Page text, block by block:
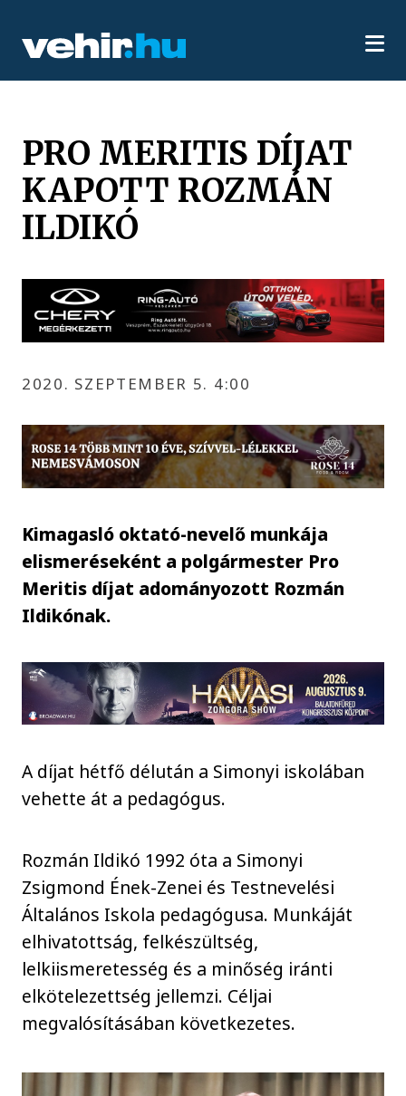
PRO MERITIS DÍJAT
KAPOTT ROZMÁN
ILDIKÓ
2020. SZEPTEMBER 5. 4:00
Kimagasló oktató-nevelő munkája
elismeréseként a polgármester Pro
Meritis díjat adományozott Rozmán
Ildikónak.
A díjat hétfő délután a Simonyi iskolában
vehette át a pedagógus.
Rozmán Ildikó 1992 óta a Simonyi
Zsigmond Ének-Zenei és Testnevelési
Általános Iskola pedagógusa. Munkáját
elhivatottság, felkészültség,
lelkiismeretesség és a minőség iránti
elkötelezettség jellemzi. Céljai
megvalósításában következetes.